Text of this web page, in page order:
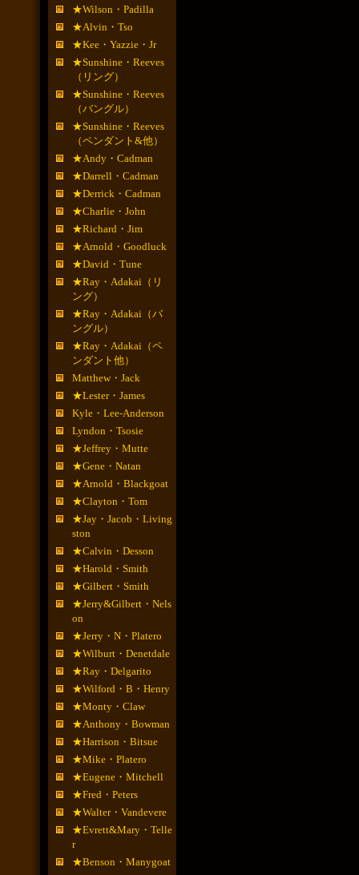
★Wilson・Padilla
★Alvin・Tso
★Kee・Yazzie・Jr
★Sunshine・Reeves
（リング）
★Sunshine・Reeves
（バングル）
★Sunshine・Reeves
（ペンダント&他）
★Andy・Cadman
★Darrell・Cadman
★Derrick・Cadman
★Charlie・John
★Richard・Jim
★Arnold・Goodluck
★David・Tune
★Ray・Adakai（リ
ング）
★Ray・Adakai（バ
ングル）
★Ray・Adakai（ペ
ンダント他）
Matthew・Jack
★Lester・James
Kyle・Lee-Anderson
Lyndon・Tsosie
★Jeffrey・Mutte
★Gene・Natan
★Arnold・Blackgoat
★Clayton・Tom
★Jay・Jacob・Living
ston
★Calvin・Desson
★Harold・Smith
★Gilbert・Smith
★Jerry&Gilbert・Nels
on
★Jerry・N・Platero
★Wilburt・Denetdale
★Ray・Delgarito
★Wilford・B・Henry
★Monty・Claw
★Anthony・Bowman
★Harrison・Bitsue
★Mike・Platero
★Eugene・Mitchell
★Fred・Peters
★Walter・Vandevere
★Evrett&Mary・Telle
r
★Benson・Manygoat